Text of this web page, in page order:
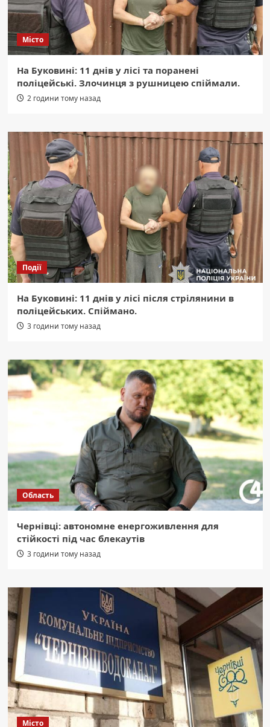
Місто
На Буковині: 11 днів у лісі та поранені
поліцейські. Злочинця з рушницею спіймали.
2 години тому назад
Події
На Буковині: 11 днів у лісі після стрілянини в
поліцейських. Спіймано.
3 години тому назад
Область
Чернівці: автономне енергоживлення для
стійкості під час блекаутів
3 години тому назад
Місто